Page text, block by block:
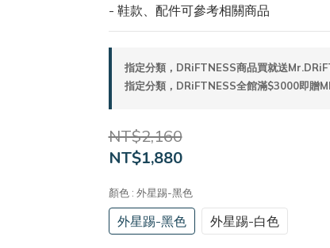
- 鞋款、配件可參考相關商品
指定分類，DRiFTNESS商品買就送
指定分類，DRiFTNESS全館滿$3000即贈
NT$2,160
NT$1,880
顏色 : 外星踢-黑色
外星踢-黑色 外星踢-白色